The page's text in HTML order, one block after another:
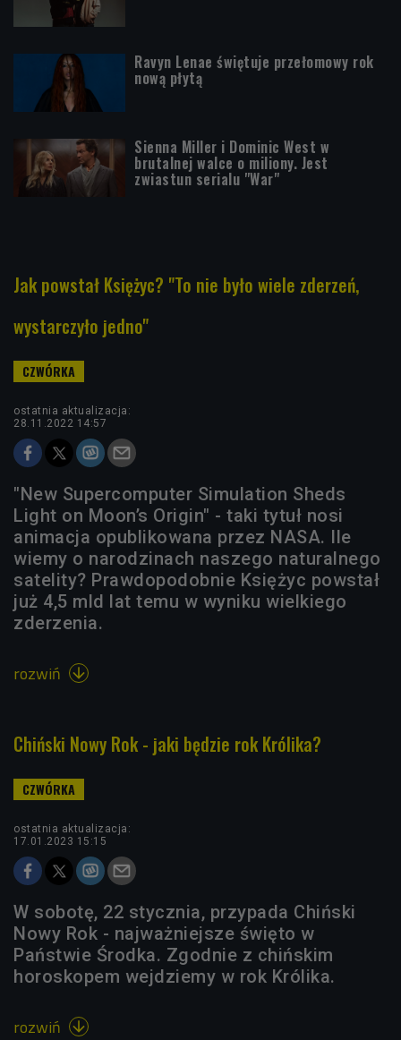
Ravyn Lenae świętuje przełomowy rok
nową płytą
Sienna Miller i Dominic West w
brutalnej walce o miliony. Jest
zwiastun serialu "War"
Jak powstał Księżyc? "To nie było wiele zderzeń,
wystarczyło jedno"
ostatnia aktualizacja:
28.11.2022 14:57
"New Supercomputer Simulation Sheds
Light on Moon’s Origin" - taki tytuł nosi
animacja opublikowana przez NASA. Ile
wiemy o narodzinach naszego naturalnego
satelity? Prawdopodobnie Księżyc powstał
już 4,5 mld lat temu w wyniku wielkiego
zderzenia.
rozwiń 
Chiński Nowy Rok - jaki będzie rok Królika?
ostatnia aktualizacja:
17.01.2023 15:15
W sobotę, 22 stycznia, przypada Chiński
Nowy Rok - najważniejsze święto w
Państwie Środka. Zgodnie z chińskim
horoskopem wejdziemy w rok Królika.
rozwiń 